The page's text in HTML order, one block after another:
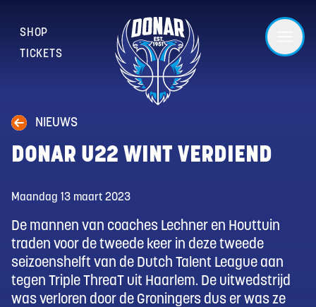
SHOP
TICKETS
NIEUWS
DONAR U22 WINT VERDIEND
Maandag 13 maart 2023
De mannen van coaches Lechner en Houttuin
traden voor de tweede keer in deze tweede
seizoenshelft van de Dutch Talent League aan
tegen Triple ThreaT uit Haarlem. De uitwedstrijd
was verloren door de Groningers dus er was ze